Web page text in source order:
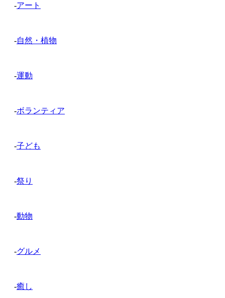
-アート
-自然・植物
-運動
-ボランティア
-子ども
-祭り
-動物
-グルメ
-癒し